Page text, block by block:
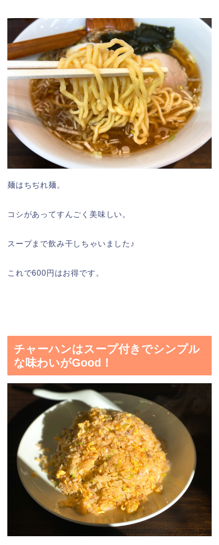
麺はちぢれ麺。
コシがあってすんごく美味しい。
スープまで飲み干しちゃいました♪
これで600円はお得です。
チャーハンはスープ付きでシンプル
な味わいがGood！